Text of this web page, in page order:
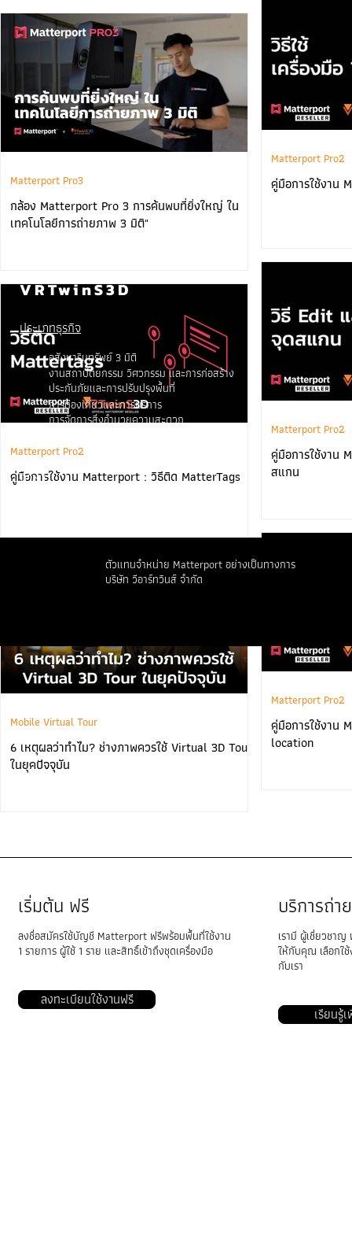
กล้อง Matterport Pro 3 การค้นพบที่ยิ่งใหญ่ ใน
เทคโนโลยีการถ่ายภาพ 3 มิติ"
Matterport Pro3 คู่มือการใช้งาน
Matterport Pro2
คู่มือการใช้งาน Matterport : วิธีติด MatterTags
Matterport Pro2
คู่มือการใช้งาน
สแกน
Matterport Pro2
6 เหตุผลว่าทำไม? ช่างภาพควรใช้ Virtual 3D Tour
ในยุคปัจจุบัน
Mobile Virtual Tour
คู่มือการใช้งาน
location
Matterport Pro2
เริ่มต้น ฟรี
ลงชื่อสมัครใช้บัญชี Matterport ฟรีพร้อมพื้นที่ใช้งาน
1 รายการ ผู้ใช้ 1 ราย และสิทธิ์เข้าถึงชุดเครื่องมือ
ลงทะเบียนใช้งานฟรี
บริการถ่
เรามี ผู้เชี่ยวชา
ให้กับคุณ เลือกใ
กับเรา​
เรียนรู้
VRTwinS3D
ประเภทธุรกิจ
อสังหาริมทรัพย์ 3 มิติ
งานสถาปัตยกรรม วิศวกรรม และการก่อสร้าง
ประกันภัยและการปรับปรุงพื้นที่
การท่องเที่ยวและการบริการ
การจัดการสิ่งอำนวยความสะดวก
ภาษา
ตัวแทนจำหน่าย Matterport อย่างเป็นทางการ
บริษัท วีอาร์ทวินส์ จำกัด